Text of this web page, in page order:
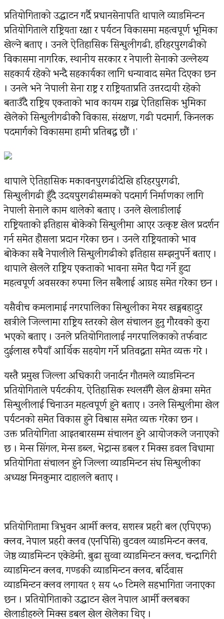
प्रतियोगिताको उद्घाटन गर्दै प्रधानसेनापति थापाले व्याडमिन्टन
प्रतियोगिताले राष्ट्रियता रक्षा र पर्यटन विकासमा महत्वपूर्ण भूमिका
खेल्ने बताए । उनले ऐतिहासिक सिन्धुलीगढी, हरिहरपुरगढीको
विकासमा नागरिक, स्थानीय सरकार र नेपाली सेनाको उल्लेख्य
सहकार्य रहेको भन्दै सहकार्यका लागि धन्यावाद समेत दिएका छन
। उनले भने ‘नेपाली सेना राष्ट्र र राष्ट्रियताप्रति उत्तरदायी रहेको
बताउँदै राष्ट्रिय एकताको भाव कायम राख्न ऐतिहासिक भुमिका
खेलेको सिन्धुलीगढीकोे विकास, संरक्षण, गढी पदमार्ग, किनलक
पदमार्गको विकासमा हामी प्रतिबद्ध छौं ।’
थापाले ऐतिहासिक मकावनपुरगढीदेखि हरिहरपुरगढी,
सिन्धुलीगढी हुँदै उदयपुरगढीसम्मको पदमार्ग निर्माणका लागि
नेपाली सेनाले काम थालेको बताए । उनले खेलाडीलाई
राष्ट्रियताको इतिहास बोकेको सिन्धुलीमा आएर उत्कृष्ट खेल प्रदर्शन
गर्न समेत हौसला प्रदान गरेका छन । उनले राष्ट्रियताको भाव
बोकेका सबै नेपालीले सिन्धुलीगढीको इतिहास सम्झनुपर्ने बताए ।
थापाले खेलले राष्ट्रिय एकताको भावना समेत पैदा गर्ने हुदा
महत्वपूर्ण अवसरका रुपमा लिन सबैलाई आग्रह समेत गरेका छन ।
यसैवीच कमलामाई नगरपालिका सिन्धुलीका मेयर खड्गबहादुर
खत्रीले जिल्लामा राष्ट्रिय स्तरको खेल संचालन हुनु गौरवको कुरा
भएको बताए । उनले प्रतियोगितालाई नगरपालिकाको तर्फवाट
दुईलाख रुपैयाँ आर्थिक सहयोग गर्ने प्रतिवद्धता समेत व्यक्त गरे ।
यस्तै प्रमुख जिल्ला अधिकारी जनार्दन गौतमले व्याडमिन्टन
प्रतियोगिताले पर्यटकीय, ऐतिहासिक स्थलसँगै खेल क्षेत्रमा समेत
सिन्धुलीलाई चिनाउन महत्वपूर्ण हुने बताए । उनले सिन्धुलीमा खेल
पर्यटनको समेत विकास हुने विश्वास समेत व्यक्त गरेका छन ।
उक्त प्रतियोगिता आइतबारसम्म संचालन हुने आयोजकले जनाएको
छ । मेन्स सिंगल, मेन्स डब्ल, भेट्रान्स डबल र मिक्स डवल विधामा
प्रतियोगिता संचालन हुने जिल्ला व्याडमिन्टन संघ सिन्धुलीका
अध्यक्ष मिनकुमार दाहालले बताए ।
प्रतियोगितामा त्रिभुवन आर्मी क्लव, सशस्त्र प्रहरी बल (एपिएफ)
क्लव, नेपाल प्रहरी क्लव (एनपिसि) वुटवल व्याडमिन्टन क्लव,
जेष्ठ व्याडमिन्टन एकेडेमी, बुढा सुव्वा व्याडमिन्टन क्लव, चन्द्रागिरी
व्याडमिन्टन क्लव, गण्डकी व्याडमिन्टन क्लव, बर्दिवास
व्याडमिन्टन क्लव लगायत १ सय ५० टिमले सहभागिता जनाएका
छन । प्रतियोगिताको उद्घाटन खेल नेपाल आर्मी क्लबका
खेलाडीहरुले मिक्स डबल खेल खेलेका थिए ।